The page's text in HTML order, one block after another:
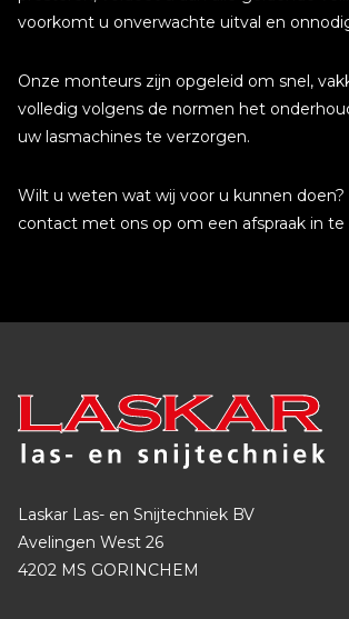
voorkomt u onverwachte uitval en
Onze monteurs zijn opgeleid om snel,
volledig volgens de normen het
uw lasmachines te verzorgen.
Wilt u weten wat wij voor u kunnen
contact met ons op om een afspraak in te
Laskar Las- en Snijtechniek BV
Avelingen West 26
4202 MS GORINCHEM